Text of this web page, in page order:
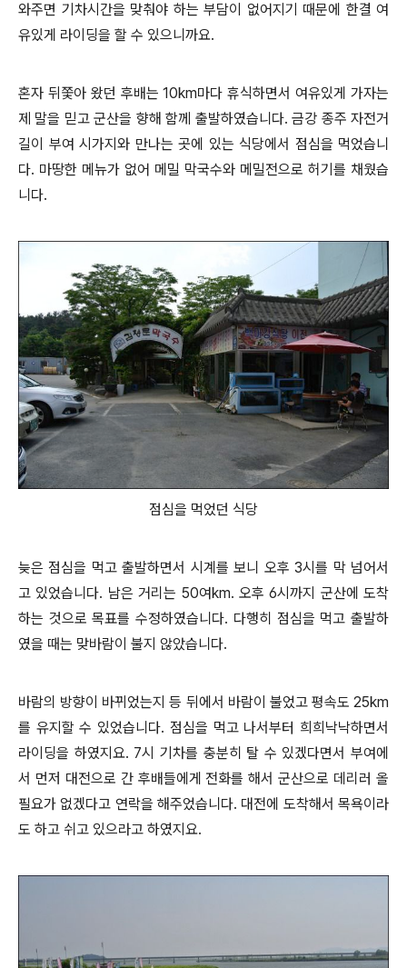
와주면 기차시간을 맞춰야 하는 부담이 없어지기 때문에 한결 여
유있게 라이딩을 할 수 있으니까요.
혼자 뒤쫓아 왔던 후배는 10km마다 휴식하면서 여유있게 가자는
제 말을 믿고 군산을 향해 함께 출발하였습니다. 금강 종주 자전거
길이 부여 시가지와 만나는 곳에 있는 식당에서 점심을 먹었습니
다. 마땅한 메뉴가 없어 메밀 막국수와 메밀전으로 허기를 채웠습
니다.
점심을 먹었던 식당
늦은 점심을 먹고 출발하면서 시계를 보니 오후 3시를 막 넘어서
고 있었습니다. 남은 거리는 50여km. 오후 6시까지 군산에 도착
하는 것으로 목표를 수정하였습니다. 다행히 점심을 먹고 출발하
였을 때는 맞바람이 불지 않았습니다.
바람의 방향이 바뀌었는지 등 뒤에서 바람이 불었고 평속도 25km
를 유지할 수 있었습니다. 점심을 먹고 나서부터 희희낙낙하면서
라이딩을 하였지요. 7시 기차를 충분히 탈 수 있겠다면서 부여에
서 먼저 대전으로 간 후배들에게 전화를 해서 군산으로 데리러 올
필요가 없겠다고 연락을 해주었습니다. 대전에 도착해서 목욕이라
도 하고 쉬고 있으라고 하였지요.